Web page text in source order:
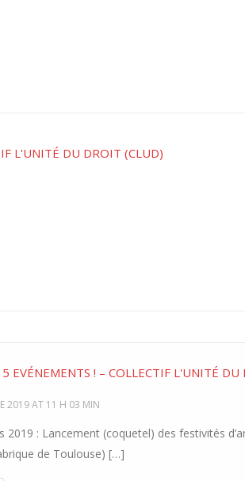
L'UNITÉ DU DROIT (CLUD)
EVÉNEMENTS ! – COLLECTIF L'UNITÉ
2019 AT 11 H 03 MIN
2019 : Lancement (coquetel) des festivités
de Toulouse) […]